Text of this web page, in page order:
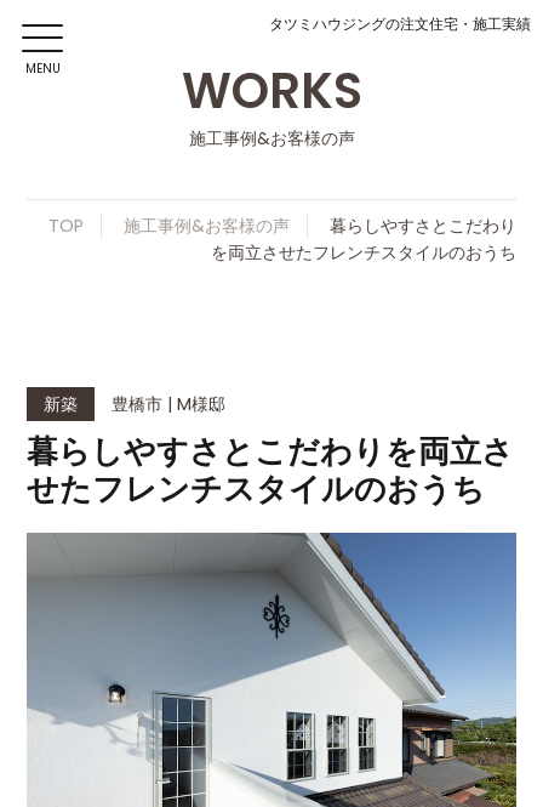
MENU
タツミハウジングの注文住宅・施工実績
WORKS
施工事例&お客様の声
TOP 施工事例&お客様の声
暮らしやすさとこだわり
を両立させたフレンチスタイルのおうち
暮らしやすさとこだわりを両立さ
せたフレンチスタイルのおうち
新築 豊橋市 | M様邸